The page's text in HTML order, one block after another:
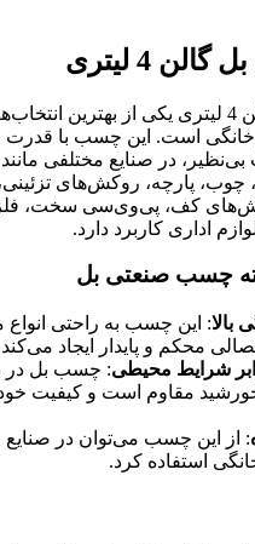
4 لیتری
چسب صنعتی بل گالن 4 لیتری یکی از بهترین
خانگی است. این چسب با
بی‌نظیر، در صنایع مختلفی
چوب، پارچه، روکش‌های
کف، پی‌وی‌سی سخت،
اداری کاربرد دارد.
چسب صنعتی بل
بالا: این چسب به راحتی انواع
محکم و پایدار ایجاد
شرایط محیطی: چسب بل در
مقاوم است و کیفیت
: از این چسب می‌توان در
استفاده کرد.